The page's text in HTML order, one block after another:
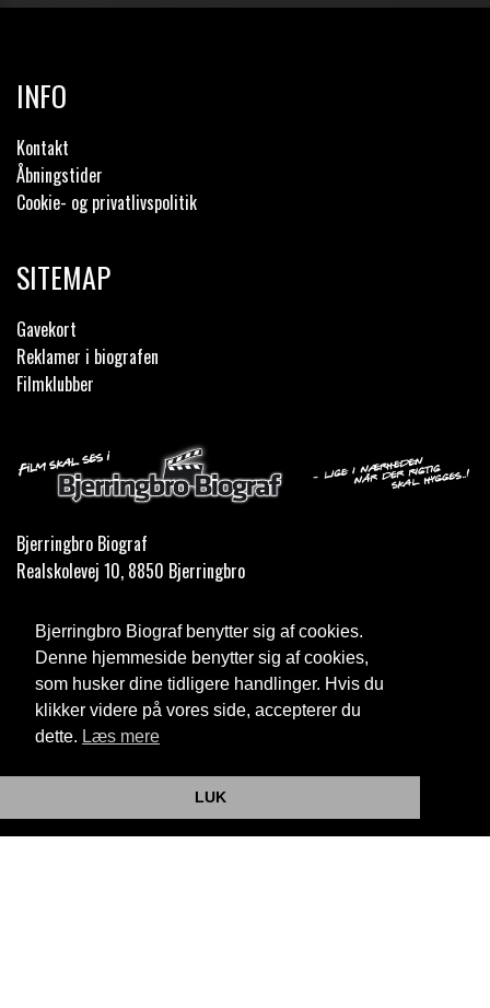
Bjerringbro Biograf benytter sig af cookies.
Denne hjemmeside benytter sig af cookies,
som husker dine tidligere handlinger. Hvis du
klikker videre på vores side, accepterer du
dette. Læs mere
LUK
INFO
Kontakt
Åbningstider
Cookie- og privatlivspolitik
SITEMAP
Gavekort
Reklamer i biografen
Filmklubber
Bjerringbro Biograf
Realskolevej 10, 8850 Bjerringbro
Telefon:35 11 59 59
Email: info@bjerringbrobiograf.dk
Cookie- og privatlivspolitik